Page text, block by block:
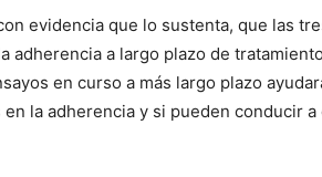
evidencia que lo sustenta, que las
adherencia a largo plazo de
en curso a más largo plazo
la adherencia y si pueden conducir